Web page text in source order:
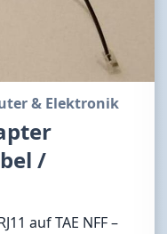
& Elektronik
/
auf TAE NFF –